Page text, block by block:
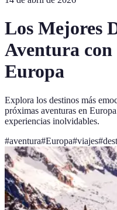
Los Mejores
Aventura con
Europa
Explora los destinos más
próximas aventuras en
experiencias inolvidables.
#aventura#Europa#viajes#